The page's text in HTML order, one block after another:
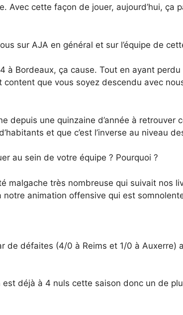
cette façon de jouer, aujourd’hui, ça
sur AJA en général et sur l’équipe de
à Bordeaux, ça cause. Tout en ayant
que vous soyez descendu avec
depuis une quinzaine d’année à retrouver
et que c’est l’inverse au niveau
au sein de votre équipe ? Pourquoi ?
malgache très nombreuse qui suivait nos
animation offensive qui est
défaites (4/0 à Reims et 1/0 à Auxerre)
déjà à 4 nuls cette saison donc un de